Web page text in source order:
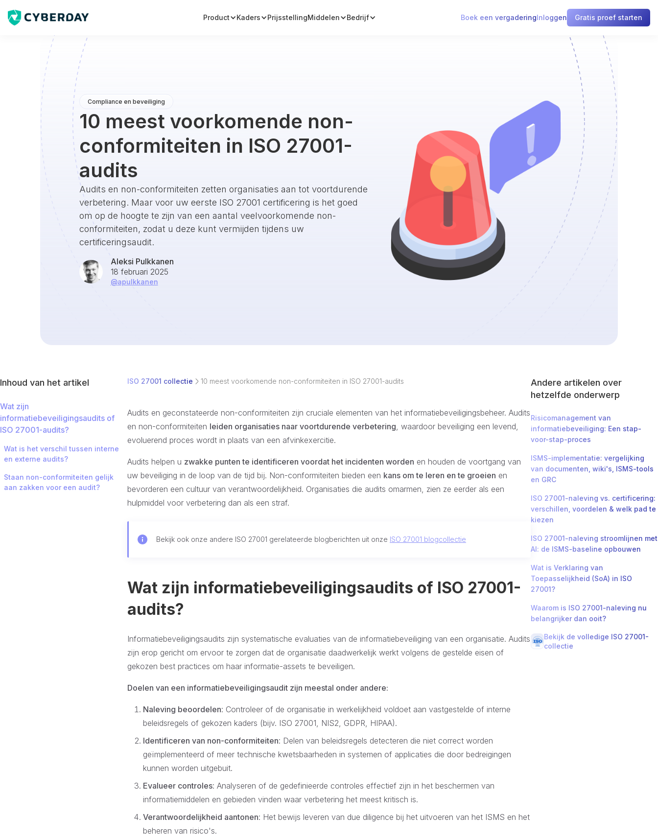
Product Kaders PrijsstellingMiddelen Bedrijf Boek een vergaderingInloggen Gratis proef starten
Compliance en beveiliging
10 meest voorkomende non-
conformiteiten in ISO 27001-
audits
Audits en non-conformiteiten zetten organisaties aan tot voortdurende
verbetering. Maar voor uw eerste ISO 27001 certificering is het goed
om op de hoogte te zijn van een aantal veelvoorkomende non-
conformiteiten, zodat u deze kunt vermijden tijdens uw
certificeringsaudit.
Aleksi Pulkkanen
18 februari 2025
@apulkkanen
Inhoud van het artikel
Wat zijn
informatiebeveiligingsaudits of
ISO 27001-audits?
Wat is het verschil tussen interne
en externe audits?
Staan non-conformiteiten gelijk
aan zakken voor een audit?
ISO 27001 collectie 10 meest voorkomende non-conformiteiten in ISO 27001-audits
Audits en geconstateerde non-conformiteiten zijn cruciale elementen van het informatiebeveiligingsbeheer. Audits
en non-conformiteiten leiden organisaties naar voortdurende verbetering, waardoor beveiliging een levend,
evoluerend proces wordt in plaats van een afvinkexercitie.
Audits helpen u zwakke punten te identificeren voordat het incidenten worden en houden de voortgang van
uw beveiliging in de loop van de tijd bij. Non-conformiteiten bieden een kans om te leren en te groeien en
bevorderen een cultuur van verantwoordelijkheid. Organisaties die audits omarmen, zien ze eerder als een
hulpmiddel voor verbetering dan als een straf.
Bekijk ook onze andere ISO 27001 gerelateerde blogberichten uit onze ISO 27001 blogcollectie
Wat zijn informatiebeveiligingsaudits of ISO 27001-
audits?
Informatiebeveiligingsaudits zijn systematische evaluaties van de informatiebeveiliging van een organisatie. Audits
zijn erop gericht om ervoor te zorgen dat de organisatie daadwerkelijk werkt volgens de gestelde eisen of
gekozen best practices om haar informatie-assets te beveiligen.
Doelen van een informatiebeveiligingsaudit zijn meestal onder andere:
Naleving beoordelen: Controleer of de organisatie in werkelijkheid voldoet aan vastgestelde of interne
beleidsregels of gekozen kaders (bijv. ISO 27001, NIS2, GDPR, HIPAA).
Identificeren van non-conformiteiten: Delen van beleidsregels detecteren die niet correct worden
geïmplementeerd of meer technische kwetsbaarheden in systemen of applicaties die door bedreigingen
kunnen worden uitgebuit.
Evalueer controles: Analyseren of de gedefinieerde controles effectief zijn in het beschermen van
informatiemiddelen en gebieden vinden waar verbetering het meest kritisch is.
Verantwoordelijkheid aantonen: Het bewijs leveren van due diligence bij het uitvoeren van het ISMS en het
beheren van risico's.
Andere artikelen over
hetzelfde onderwerp
Risicomanagement van
informatiebeveiliging: Een stap-
voor-stap-proces
ISMS-implementatie: vergelijking
van documenten, wiki's, ISMS-tools
en GRC
ISO 27001-naleving vs. certificering:
verschillen, voordelen & welk pad te
kiezen
ISO 27001-naleving stroomlijnen met
AI: de ISMS-baseline opbouwen
Wat is Verklaring van
Toepasselijkheid (SoA) in ISO
27001?
Waarom is ISO 27001-naleving nu
belangrijker dan ooit?
Bekijk de volledige ISO 27001-
collectie